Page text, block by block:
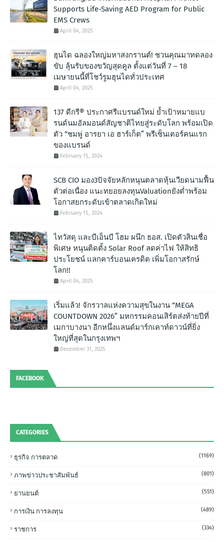
Supports Life-Saving AED Program for Public
EMS Crews
April 04, 2025
ฮุนได ฉลองใหญ่มหาสงกรานต์! ชวนคุณมาทดลอง
ขับ ลุ้นรับของขวัญสุดคูล ตั้งแต่วันที่ 7 – 18
เมษายนนี้ที่โชว์รูมฮุนไดทั่วประเทศ
April 04, 2025
137 ดีกรี® ประกาศรีแบรนด์ใหม่ ย้ำเป้าหมายแบ
รนด์นมอัลมอนด์สัญชาติไทยสู่ระดับโลก พร้อมเปิด
ตัว “ชมพู่ อารยา เอ ฮาร์เก็ต” พรีเซ็นเตอร์คนแรก
ของแบรนด์
February 15, 2024
SCB CIO มอง3ปัจจัยหลักหนุนตลาดหุ้นเวียดนามฟื้น
ตัวต่อเนื่อง แนะทยอยลงทุนValuationยังต่ำพร้อม
โอกาสยกระดับเข้าตลาดเกิดใหม่
February 15, 2024
ไทวัสดุ และบีเอ็นบี โฮม ผนึก ธอส. เปิดตัวสินเชื่อ
พิเศษ หนุนติดตั้ง Solar Roof ลดค่าไฟ ให้สิทธิ
ประโยชน์ แลกคาร์บอนเครดิต เพิ่มโอกาสรักษ์
โลก!!
April 04, 2025
เริ่มแล้ว! จักรวาลแห่งความสุขในงาน “MEGA
COUNTDOWN 2026” มหกรรมคอนเสิร์ตส่งท้ายปีที่
เมกาบางนา อีกหนึ่งแลนด์มาร์กเคาท์ดาวน์ที่ยิ่ง
ใหญ่ที่สุดในกรุงเทพฯ
December 31, 2025
FACEBOOK
CATEGORIES
ธุรกิจ การตลาด (1169)
ภาพข่าวประชาสัมพันธ์ (801)
ยานยนต์ (551)
การเงิน การลงทุน (489)
ราชการ (334)